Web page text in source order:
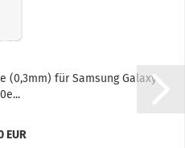
(0,3mm) für Sam­sung Ga­la­xy
EUR